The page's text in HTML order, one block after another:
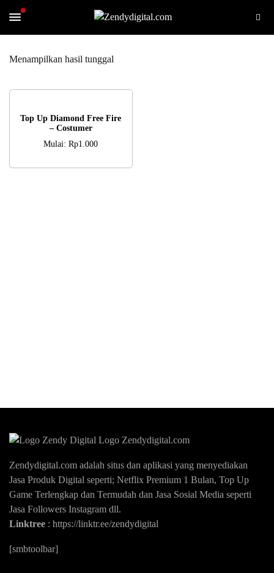
Menampilkan hasil tunggal
Top Up Diamond Free Fire
– Costumer
Mulai:Rp1.000
Zendydigital.com adalah situs dan aplikasi yang menyediakan
Jasa Produk Digital seperti; Netflix Premium 1 Bulan, Top Up
Game Terlengkap dan Termudah dan Jasa Sosial Media seperti
Jasa Followers Instagram dll.
Linktree : https://linktr.ee/zendydigital
[smbtoolbar]